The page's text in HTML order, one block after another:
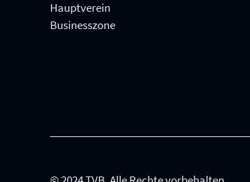
Hauptverein
Businesszone